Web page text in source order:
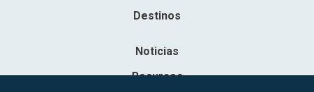
Destinos
Noticias
Recursos